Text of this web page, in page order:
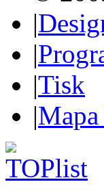
|
|
|Tisk
|